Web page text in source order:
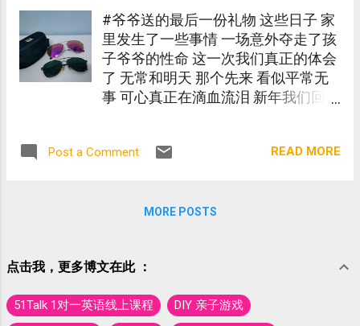
#爷爷送的最后一份礼物 这些日子 家
里发生了一些事情 一场意外夺走了孩
子爷爷的性命 这一次我们真正的体会
了 无常和明天 那个先来 看似平常无
事 可心真正在滴血流泪 新年我们回乡
眼镜随意乱放 被爱耍帅的小天拿来玩
小天 #这就是这两幅眼镜的由来 如今
送的眼镜看世界 爷爷的教诲将铭记于
爷爷出事前 大哥突然戴起爷爷送的眼
Post a Comment READ MORE
MORE POSTS
点击我，更多博文在此 ：
51Talk 1对一英语线上课程
DIY 亲子游戏